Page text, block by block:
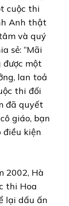
cuộc thi
Anh thật
và quý
sẻ: “Mãi
một
lan toả
thi đối
đã quyết
giáo, bạn
điều kiện
2002, Hà
thi Hoa
lại dấu ấn